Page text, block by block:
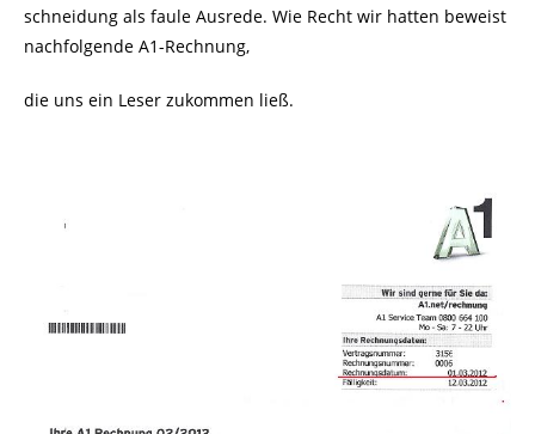
schneidung als faule Ausrede. Wie Recht wir hatten beweist
nachfolgende A1-Rechnung,
die uns ein Leser zukommen ließ.